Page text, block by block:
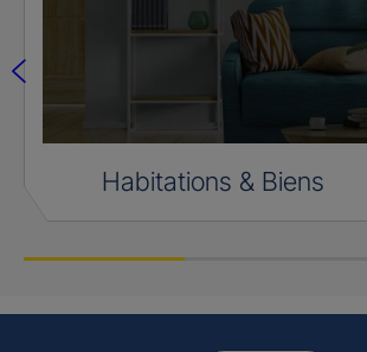
Habitations & Biens